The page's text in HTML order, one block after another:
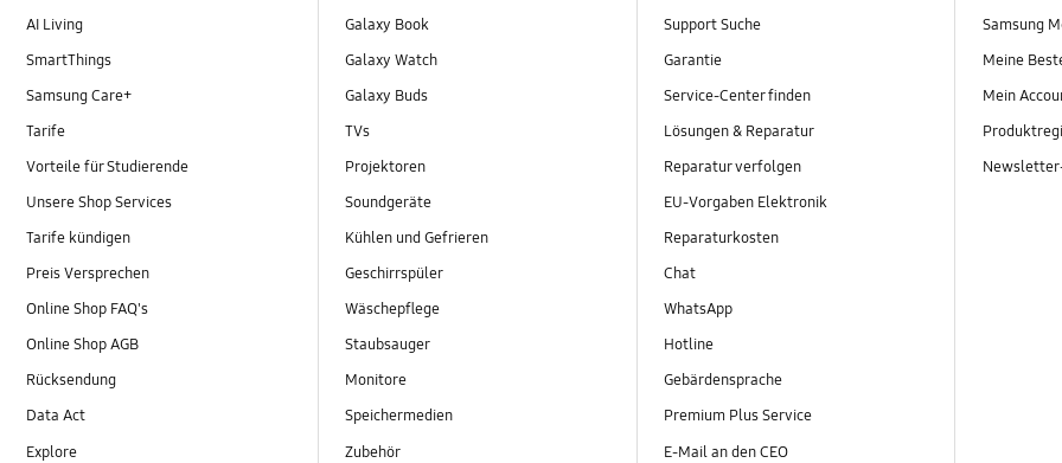
AI Living
SmartThings
Samsung Care+
Tarife
Vorteile für Studierende
Unsere Shop Services
Tarife kündigen
Preis Versprechen
Online Shop FAQ's
Online Shop AGB
Rücksendung
Data Act
Explore
Galaxy Book
Galaxy Watch
Galaxy Buds
TVs
Projektoren
Soundgeräte
Kühlen und Gefrieren
Geschirrspüler
Wäschepflege
Staubsauger
Monitore
Speichermedien
Zubehör
Support Suche
Garantie
Service-Center finden
Lösungen & Reparatur
Reparatur verfolgen
EU-Vorgaben Elektronik
Reparaturkosten
Chat
WhatsApp
Hotline
Gebärdensprache
Premium Plus Service
E-Mail an den CEO
Samsung
Meine
Mein